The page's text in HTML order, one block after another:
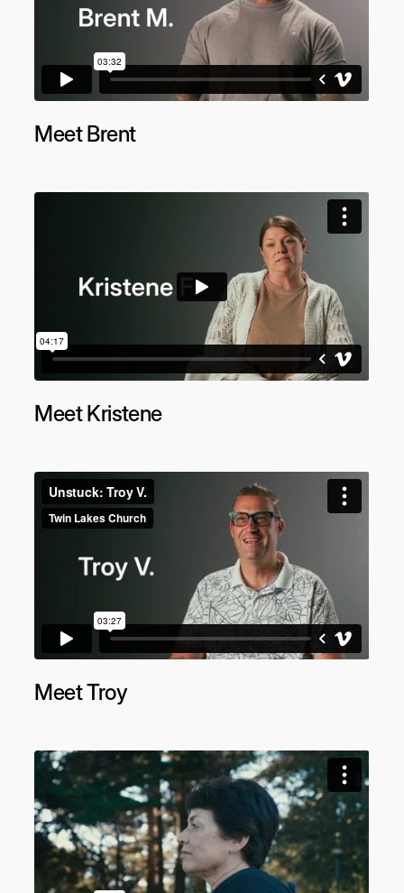
Meet Brent
Meet Kristene
Meet Troy